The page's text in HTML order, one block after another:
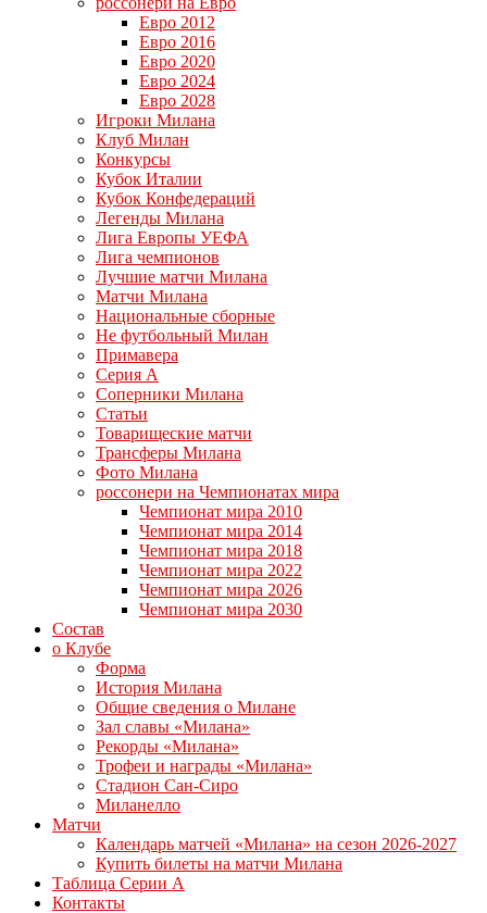
Евро 2012
Евро 2016
Евро 2020
Евро 2024
Евро 2028
Игроки Милана
Клуб Милан
Конкурсы
Кубок Италии
Кубок Конфедераций
Легенды Милана
Лига Европы УЕФА
Лига чемпионов
Лучшие матчи Милана
Матчи Милана
Национальные сборные
Не футбольный Милан
Примавера
Серия А
Соперники Милана
Статьи
Товарищеские матчи
Трансферы Милана
Фото Милана
россонери на Чемпионатах мира
Чемпионат мира 2010
Чемпионат мира 2014
Чемпионат мира 2018
Чемпионат мира 2022
Чемпионат мира 2026
Чемпионат мира 2030
Состав
о Клубе
Форма
История Милана
Общие сведения о Милане
Зал славы «Милана»
Рекорды «Милана»
Трофеи и награды «Милана»
Стадион Сан-Сиро
Миланелло
Матчи
Календарь матчей «Милана» на сезон 2026-2027
Купить билеты на матчи Милана
Таблица Серии А
Контакты